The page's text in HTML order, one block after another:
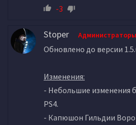
-3
Stoper Администраторы
Обновлено до версии
Изменения:
- Небольшие изменения
PS4.
- Капюшон Гильдии